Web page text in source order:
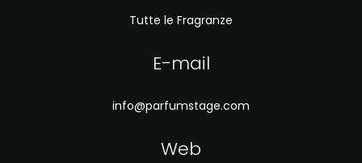
Tutte le Fragranze
E-mail
info@parfumstage.com
Web